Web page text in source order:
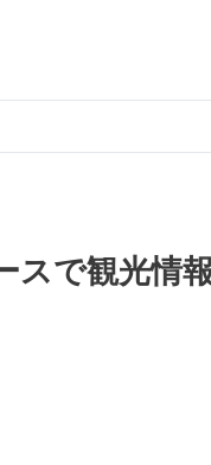
スで観光情